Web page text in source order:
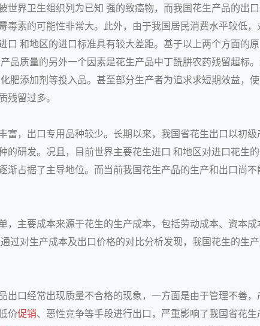
界卫生组织列为已知 强的致癌物，而我国花生产品的出
毒素的可能性非常大。此外，由于我国居民消费水平较低
和地区的进口标准具有较大差距。基于以上两个方面的
品质量的另外一个因素是花生产品中丁酰肼农药残留超标
肥添加剂等投入品。甚至部分生产者为追求求短期效益，
留过多。
，出口专用品种较少。长期以来，我国省花生出口以初
研发。况且，目前世界主要花生进口 和地区对进口花生
占据了主导地位。而当前我国花生产品的生产和出口尚
，主要成本来源于花生的生产成本，包括劳动成本、资本
过对生产成本及出口价格的对比分析发现，我国花生的生
口经常出现质量不合格的现象，一方面是由于管理不善
价促销、恶性竞争等手段进行出口，严重影响了我国省花